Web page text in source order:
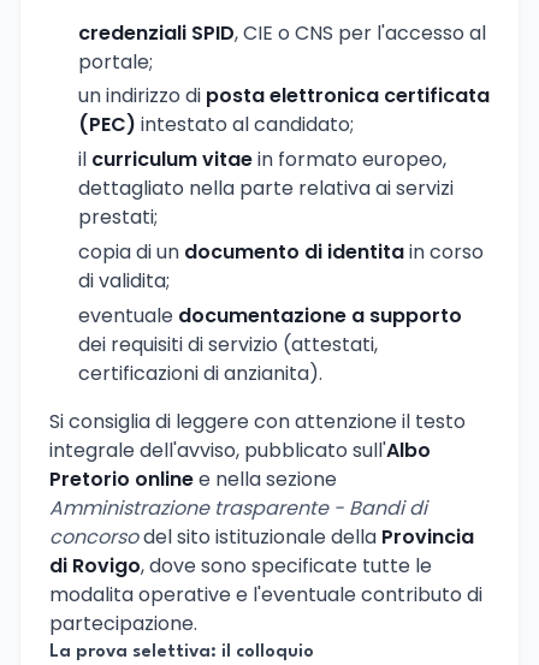
credenziali SPID, CIE o CNS per l'accesso al
portale;
un indirizzo di posta elettronica certificata
(PEC) intestato al candidato;
il curriculum vitaein formato europeo,
dettagliato nella parte relativa ai servizi
prestati;
copia di un documento di identitain corso
di validita;
eventuale documentazione a supporto
dei requisiti di servizio (attestati,
certificazioni di anzianita).
Si consiglia di leggere con attenzione il testo
integrale dell'avviso, pubblicato sull'Albo
Pretorio onlinee nella sezione
Amministrazione trasparente - Bandi di
concorsodel sito istituzionale della Provincia
di Rovigo, dove sono specificate tutte le
modalita operative e l'eventuale contributo di
partecipazione.
La prova selettiva: il colloquio